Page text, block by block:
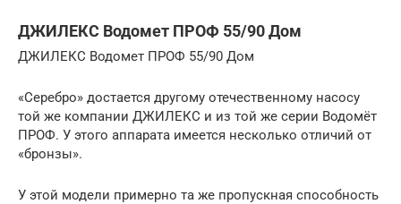
ДЖИЛЕКС Водомет ПРОФ 55/90 Дом
ДЖИЛЕКС Водомет ПРОФ 55/90 Дом
«Серебро» достается другому отечественному насосу
той же компании ДЖИЛЕКС и из той же серии Водомёт
ПРОФ. У этого аппарата имеется несколько отличий от
«бронзы».
У этой модели примерно та же пропускная способность